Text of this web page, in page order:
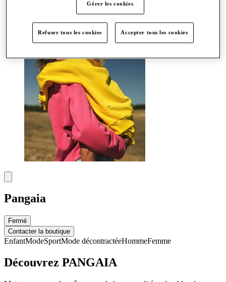
Pangaia
Fermé
Contacter la boutique
EnfantModeSportMode décontractéeHommeFemme
Découvrez PANGAIA
Gérer les cookies
Refuser tous les cookies Accepter tous les cookies